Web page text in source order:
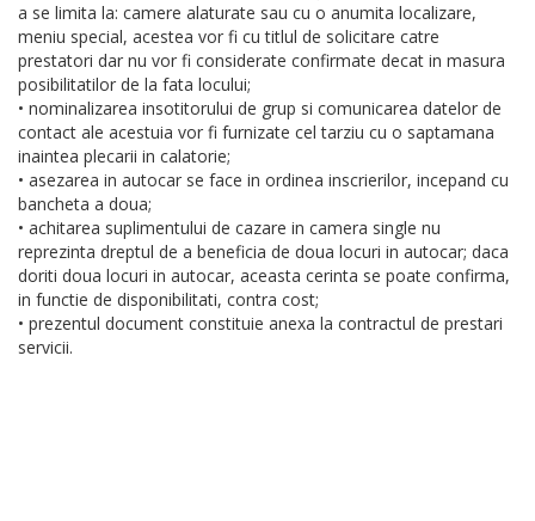
a se limita la: camere alaturate sau cu o anumita localizare,
meniu special, acestea vor fi cu titlul de solicitare catre
prestatori dar nu vor fi considerate confirmate decat in masura
posibilitatilor de la fata locului;
• nominalizarea insotitorului de grup si comunicarea datelor de
contact ale acestuia vor fi furnizate cel tarziu cu o saptamana
inaintea plecarii in calatorie;
• asezarea in autocar se face in ordinea inscrierilor, incepand cu
bancheta a doua;
• achitarea suplimentului de cazare in camera single nu
reprezinta dreptul de a beneficia de doua locuri in autocar; daca
doriti doua locuri in autocar, aceasta cerinta se poate confirma,
in functie de disponibilitati, contra cost;
• prezentul document constituie anexa la contractul de prestari
servicii.